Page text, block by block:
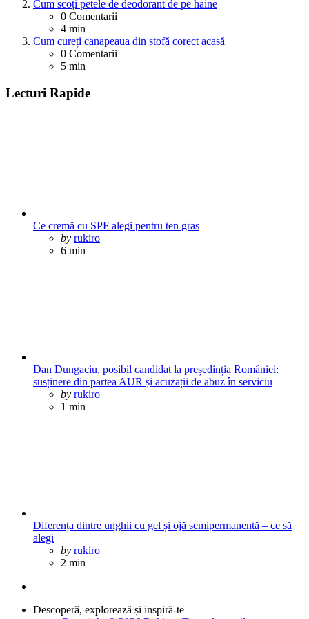
Cum scoți petele de deodorant de pe haine
0 Comentarii
4 min
Cum cureți canapeaua din stofă corect acasă
0 Comentarii
5 min
Lecturi Rapide
Ce cremă cu SPF alegi pentru ten gras
Posted
by rukiro
6 min
Dan Dungaciu, posibil candidat la președinția României:
susținere din partea AUR și acuzații de abuz în serviciu
Posted
by rukiro
1 min
Diferența dintre unghii cu gel și ojă semipermanentă – ce să
alegi
Posted
by rukiro
2 min
Descoperă, explorează și inspiră-te